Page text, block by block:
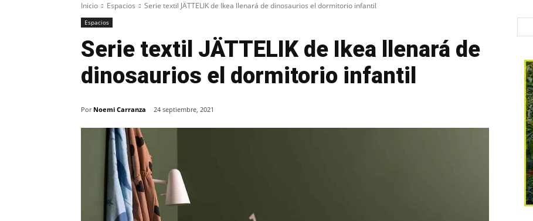
Inicio Espacios Serie textil JÄTTELIK de Ikea llenará de dinosaurios el dormitorio infantil
Espacios
Serie textil JÄTTELIK de Ikea llenará de
dinosaurios el dormitorio infantil
Por Noemi Carranza 24 septiembre, 2021